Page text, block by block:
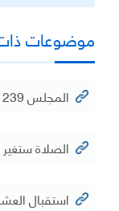
موضوعات
المجلس 239 – سورة الإسراء (11) من آية 85 – 100
الصلاة
استقبال